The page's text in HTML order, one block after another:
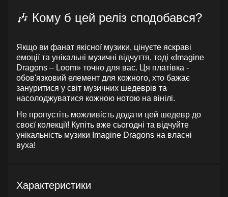
🎶 Кому б цей реліз сподобався?
Якщо ви фанат якісної музики, цінуєте яскраві
емоції та унікальні музичні відчуття, тоді «Imagine
Dragons – Loom» точно для вас. Ця платівка -
обов'язковий елемент для кожного, хто бажає
зануритися у світ музичних шедеврів та
насолоджуватися кожною нотою на вінілі.
Не пропустіть можливість додати цей шедевр до
своєї колекції! Купіть вже сьогодні та відчуйте
унікальність музики Imagine Dragons на власні
вуха!
Характеристики